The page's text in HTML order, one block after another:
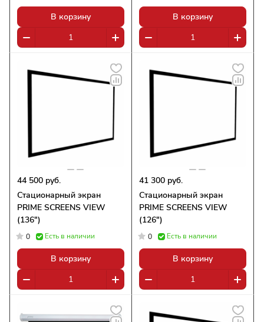
В корзину В корзину
44 500 руб.
Стационарный экран
PRIME SCREENS VIEW
(136")
0 Есть в наличии
В корзину
41 300 руб.
Стационарный экран
PRIME SCREENS VIEW
(126")
0 Есть в наличии
В корзину